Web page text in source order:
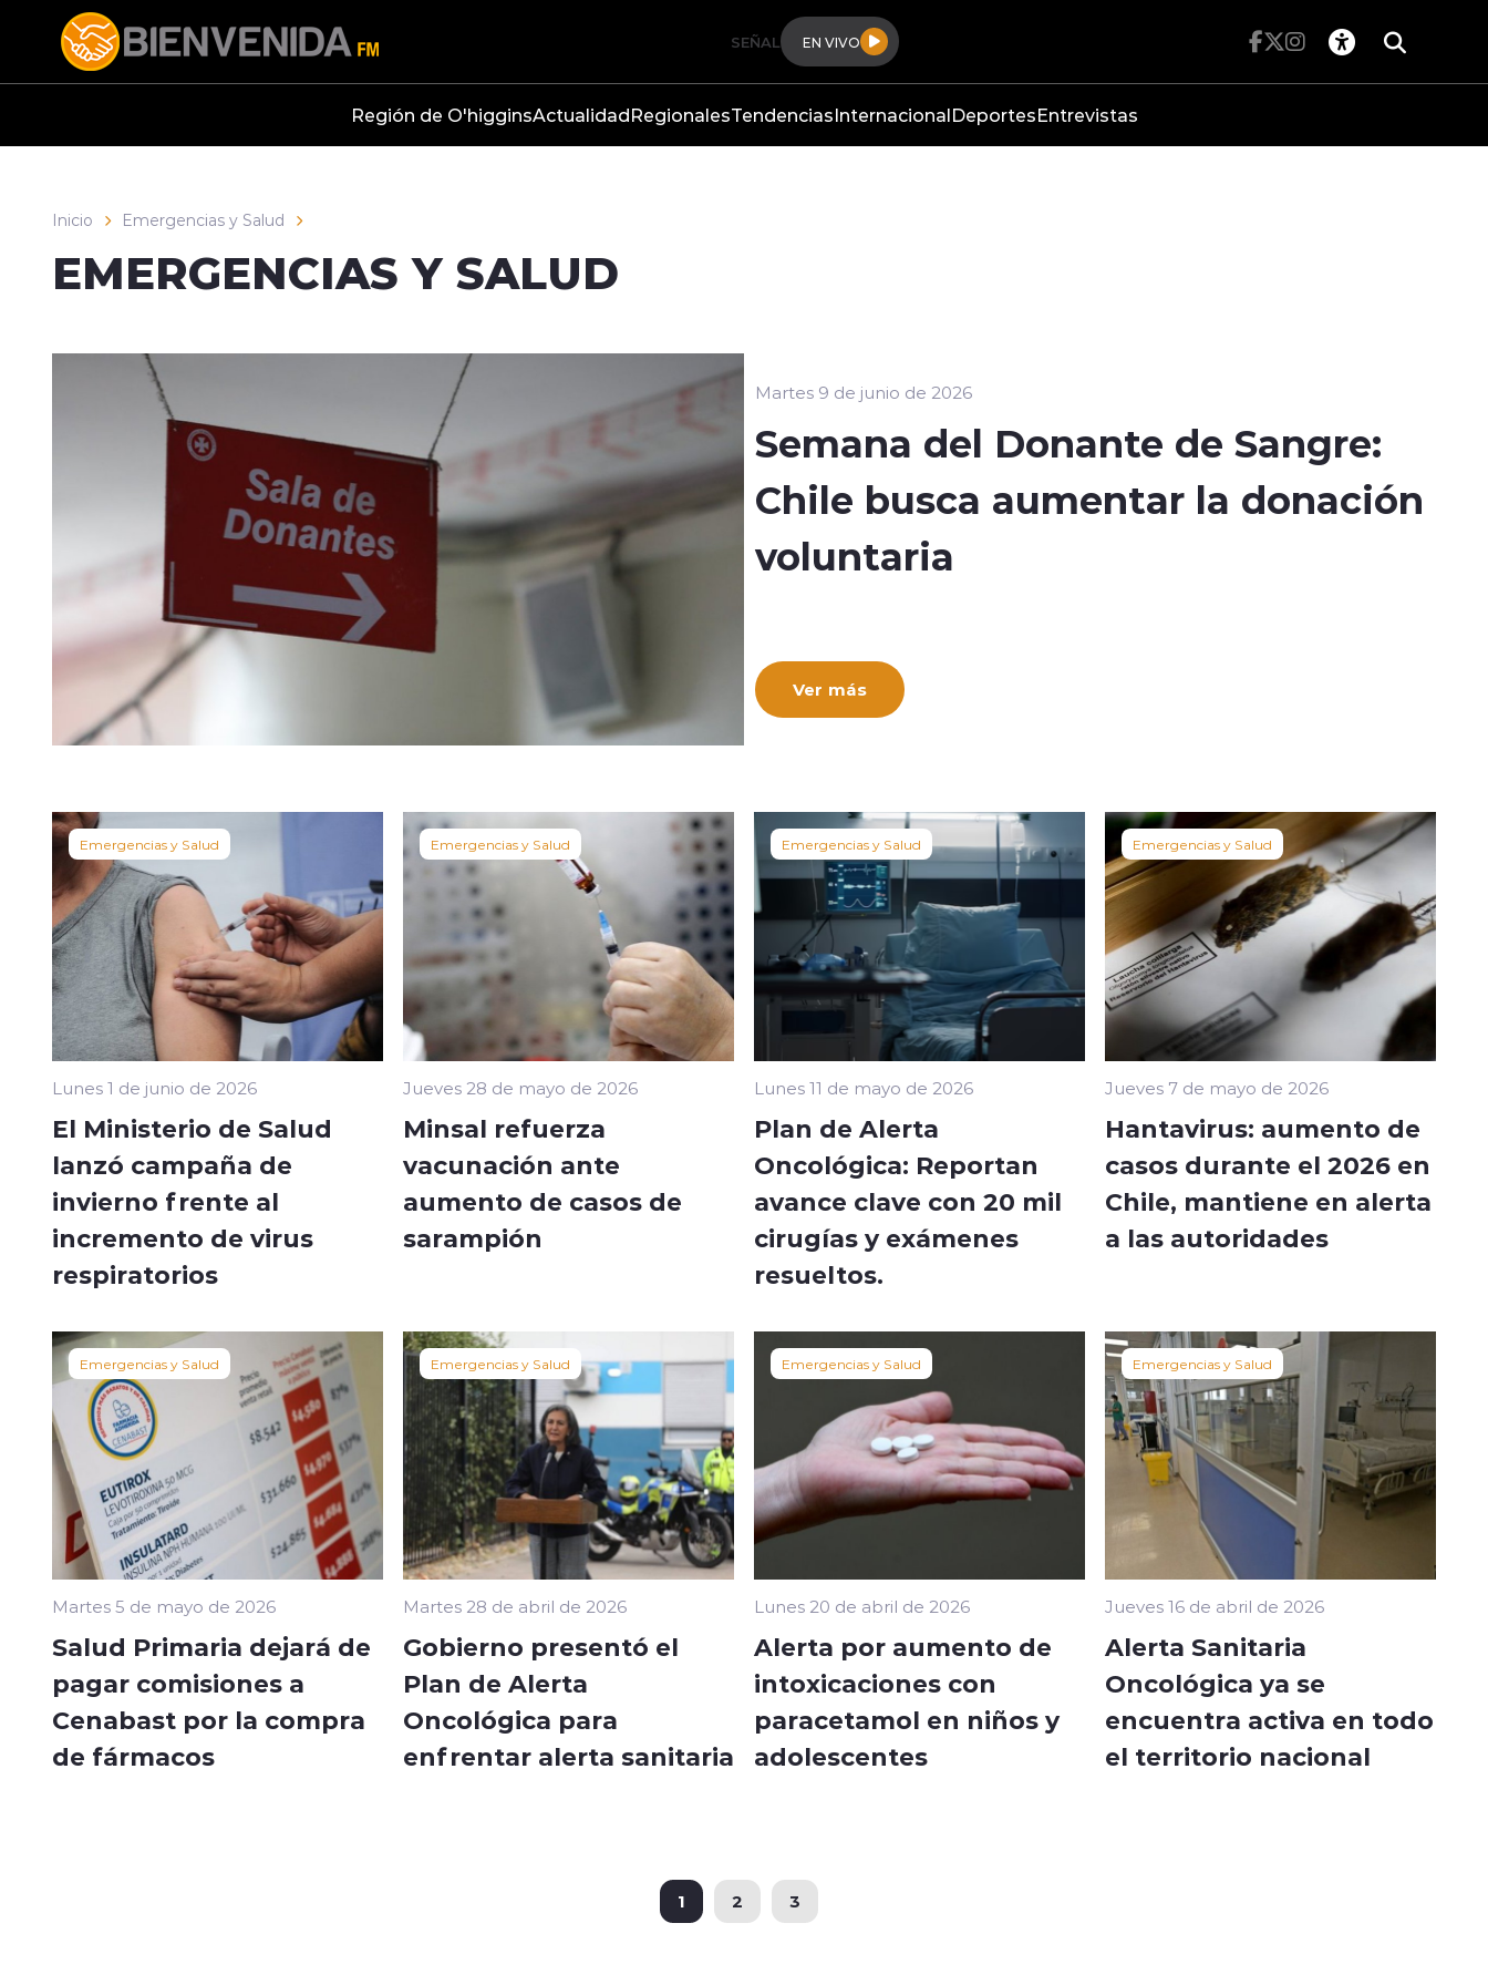
Click acá para ir directamente al contenido
SEÑAL EN VIVO
Región de O'higginsActualidadRegionalesTendenciasInternacionalDeportesEntrevistas
Inicio Emergencias y Salud
EMERGENCIAS Y SALUD
Martes 9 de junio de 2026
Semana del Donante de Sangre:
Chile busca aumentar la donación
voluntaria
Ver más
Emergencias y Salud
Lunes 1 de junio de 2026
El Ministerio de Salud
lanzó campaña de
invierno frente al
incremento de virus
respiratorios
Emergencias y Salud
Jueves 28 de mayo de 2026
Minsal refuerza
vacunación ante
aumento de casos de
sarampión
Emergencias y Salud
Lunes 11 de mayo de 2026
Plan de Alerta
Oncológica: Reportan
avance clave con 20 mil
cirugías y exámenes
resueltos.
Emergencias y Salud
Jueves 7 de mayo de 2026
Hantavirus: aumento de
casos durante el 2026 en
Chile, mantiene en alerta
a las autoridades
Emergencias y Salud
Martes 5 de mayo de 2026
Salud Primaria dejará de
pagar comisiones a
Cenabast por la compra
de fármacos
Emergencias y Salud
Martes 28 de abril de 2026
Gobierno presentó el
Plan de Alerta
Oncológica para
enfrentar alerta sanitaria
Emergencias y Salud
Lunes 20 de abril de 2026
Alerta por aumento de
intoxicaciones con
paracetamol en niños y
adolescentes
Emergencias y Salud
Jueves 16 de abril de 2026
Alerta Sanitaria
Oncológica ya se
encuentra activa en todo
el territorio nacional
1 2 3